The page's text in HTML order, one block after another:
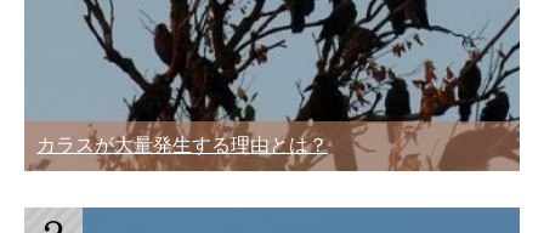
カラスが大量発生する理由とは？